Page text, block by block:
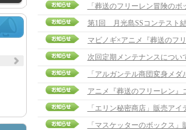
「葬送のフリーレン冒険の
第1回 月光島SSコンテスト
次回定期メンテナンスについ
アニメ『葬送のフリーレン
「エリン秘密商店」販売ア
「マスケッターのボックス